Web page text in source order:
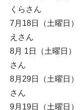
くらさん
7月18日（土曜
えさん
8月 1日（土曜
さん
8月29日（土曜
さん
9月19日（土曜